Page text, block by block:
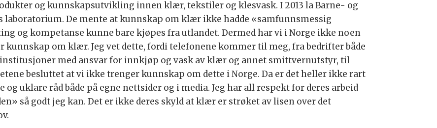
og kunnskapsutvikling innen klær, tekstiler og klesvask. I 2013 la Barne- og
laboratorium. De mente at kunnskap om klær ikke hadde «samfunnsmessig
og kompetanse kunne bare kjøpes fra utlandet. Dermed har vi i Norge ikke noen
kunnskap om klær. Jeg vet dette, fordi telefonene kommer til meg, fra bedrifter både
med ansvar for innkjøp og vask av klær og annet smittvernutstyr, til
besluttet at vi ikke trenger kunnskap om dette i Norge. Da er det heller ikke rart
og uklare råd både på egne nettsider og i media. Jeg har all respekt for deres arbeid
så godt jeg kan. Det er ikke deres skyld at klær er strøket av lisen over det